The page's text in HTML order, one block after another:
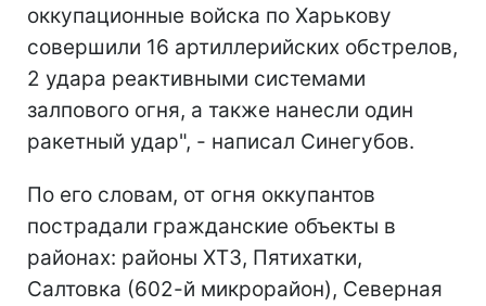
оккупационные войска по Харькову
совершили 16 артиллерийских обстрелов,
2 удара реактивными системами
залпового огня, а также нанесли один
ракетный удар", - написал Синегубов.
По его словам, от огня оккупантов
пострадали гражданские объекты в
районах: районы ХТЗ, Пятихатки,
Салтовка (602-й микрорайон), Северная